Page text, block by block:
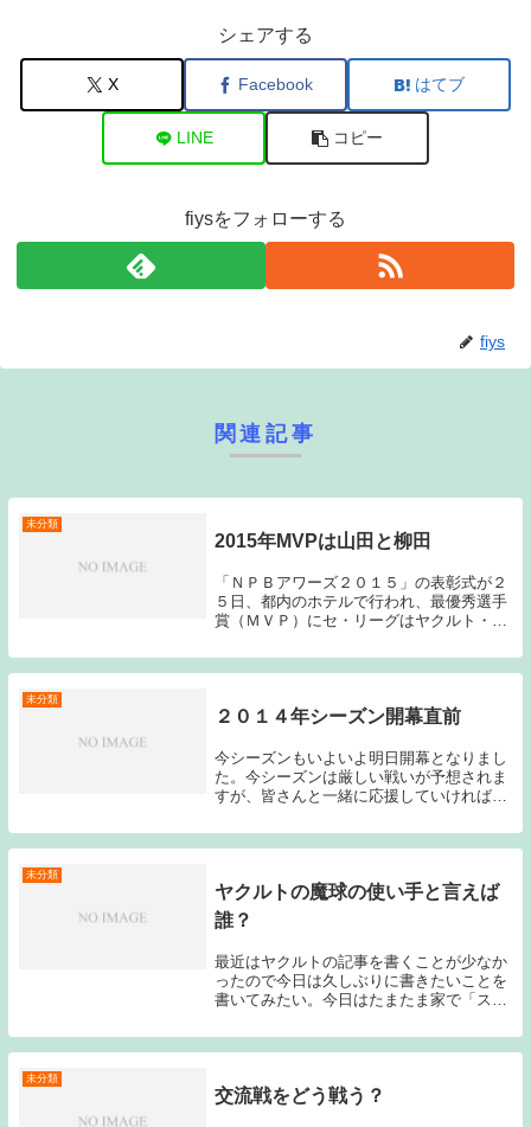
シェアする
X Facebook はてブ
LINE コピー
fiysをフォローする
fiys
関連記事
未分類
2015年MVPは山田と柳田
「ＮＰＢアワーズ２０１５」の表彰式が２
５日、都内のホテルで行われ、最優秀選手
賞（ＭＶＰ）にセ・リーグはヤクルト・山
トバンク・柳田悠岐外野手（２７）と、と
もにトリプルスリー（打率３割、３０本塁
未分類
２０１４年シーズン開幕直前
今シーズンもいよいよ明日開幕となりまし
た。今シーズンは厳しい戦いが予想されま
すが、皆さんと一緒に応援していければと
が出来たりということがあり、昨シーズン
までのように更新できるかは分かりません
未分類
ヤクルトの魔球の使い手と言えば
誰？
最近はヤクルトの記事を書くことが少なか
ったので今日は久しぶりに書きたいことを
書いてみたい。今日はたまたま家で「スポ
０８」という雑誌が出て来たため久しぶり
に読んで見たら中々面白かったため、ヤク
未分類
交流戦をどう戦う？